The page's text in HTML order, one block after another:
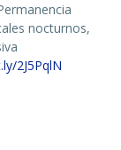
nocturnos,
2J5PqlN